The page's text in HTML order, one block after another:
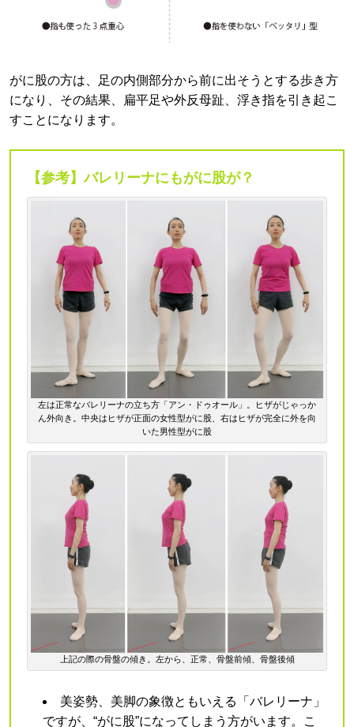
がに股の方は、足の内側部分から前に出そうとする歩き方
になり、その結果、扁平足や外反母趾、浮き指を引き起こ
すことになります。
【参考】バレリーナにもがに股が？
左は正常なバレリーナの立ち方「アン・ドゥオール」。ヒザがじゃっか
ん外向き。中央はヒザが正面の女性型がに股、右はヒザが完全に外を向
いた男性型がに股
上記の際の骨盤の傾き。左から、正常、骨盤前傾、骨盤後傾
美姿勢、美脚の象徴ともいえる「バレリーナ」
ですが、“がに股”になってしまう方がいます。こ